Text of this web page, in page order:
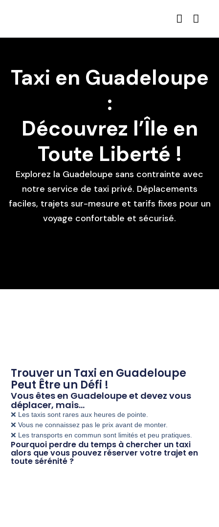
Taxi en Guadeloupe
:
Découvrez l’Île en
Toute Liberté !
Explorez la Guadeloupe sans contrainte avec
notre service de taxi privé. Déplacements
faciles, trajets sur-mesure et tarifs fixes pour un
voyage confortable et sécurisé.
Trouver un Taxi en Guadeloupe
Peut Être un Défi !
Vous êtes en Guadeloupe et devez vous
déplacer, mais…
❌ Les taxis sont rares aux heures de pointe.
❌ Vous ne connaissez pas le prix avant de monter.
❌ Les transports en commun sont limités et peu pratiques.
Pourquoi perdre du temps à chercher un taxi
alors que vous pouvez réserver votre trajet en
toute sérénité ?